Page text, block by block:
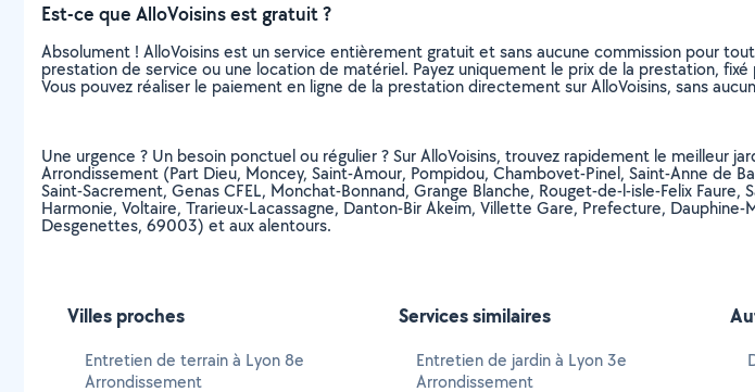
Est-ce que AlloVoisins est gratuit ?
Absolument ! AlloVoisins est un service entièrement gratuit et sans aucune commission pour
prestation de service ou une location de matériel. Payez uniquement le prix de la prestation, fixé
Vous pouvez réaliser le paiement en ligne de la prestation directement sur AlloVoisins, sans
Une urgence ? Un besoin ponctuel ou régulier ? Sur AlloVoisins, trouvez rapidement le meilleur
Arrondissement (Part Dieu, Moncey, Saint-Amour, Pompidou, Chambovet-Pinel, Saint-Anne de
Saint-Sacrement, Genas CFEL, Monchat-Bonnand, Grange Blanche, Rouget-de-l-isle-Felix
Harmonie, Voltaire, Trarieux-Lacassagne, Danton-Bir Akeim, Villette Gare, Prefecture,
Desgenettes, 69003) et aux alentours.
Villes proches
Entretien de terrain à Lyon 8e
Arrondissement
Services similaires
Entretien de jardin à Lyon 3e
Arrondissement